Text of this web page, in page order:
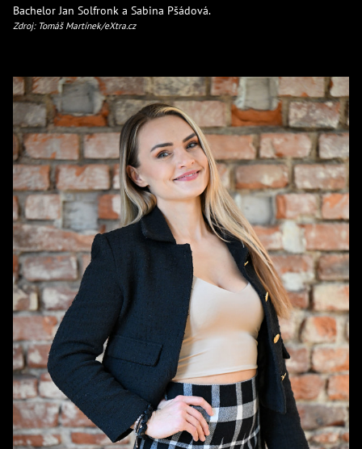
Bachelor Jan Solfronk a Sabina Pšádová.
Zdroj: Tomáš Martínek/eXtra.cz